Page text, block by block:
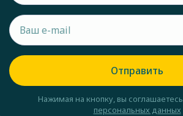
Отправить
Нажимая на кнопку, вы соглашаетесь
персональных данных